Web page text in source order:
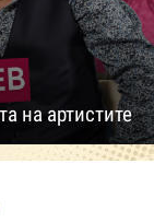
на артистите